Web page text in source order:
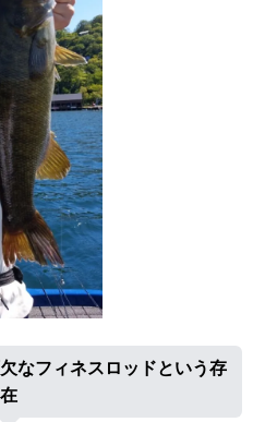
なフィネスロッドという存
在